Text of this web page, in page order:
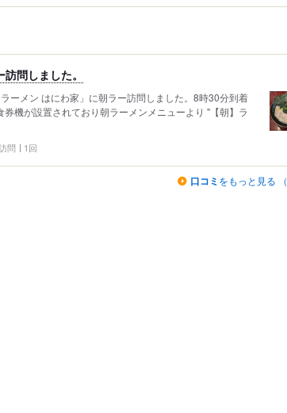
問しました。
ーメン はにわ家」に朝ラー訪問しました。8時30分到着
機が設置されており朝ラーメンメニューより "【朝】ラ
問 1回
口コミ をもっと見る （